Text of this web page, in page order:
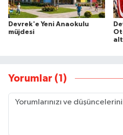
Devrek'e Yeni Anaokulu
müjdesi
Yorumlar (1)